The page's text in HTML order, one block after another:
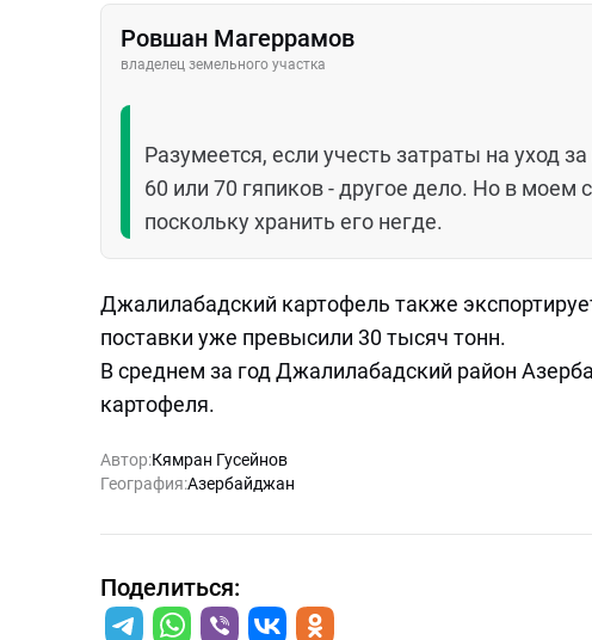
Ровшан Магеррамов
владелец земельного участка
Разумеется, если учесть затраты на уход
60 или 70 гяпиков - другое дело. Но в
поскольку хранить его негде.
Джалилабадский картофель также
поставки уже превысили 30 тысяч тонн.
В среднем за год Джалилабадский район
картофеля.
Автор:Кямран Гусейнов
География:Азербайджан
Поделиться: